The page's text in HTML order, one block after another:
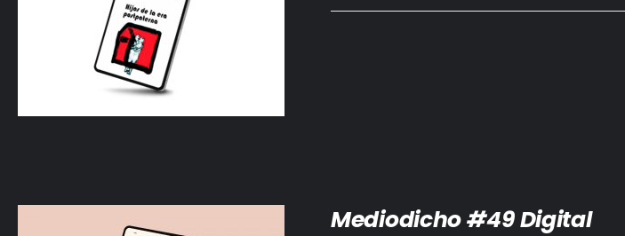
AÑADIR AL CARRITO /
Mediodicho #49 Digital